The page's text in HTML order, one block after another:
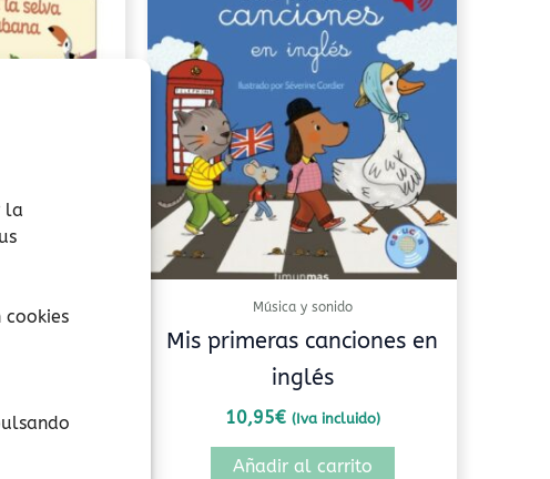
la
cookies
y de la
Música y sonido
Mis primeras canciones en
inglés
10,95€ (Iva incluido)
Añadir al carrito